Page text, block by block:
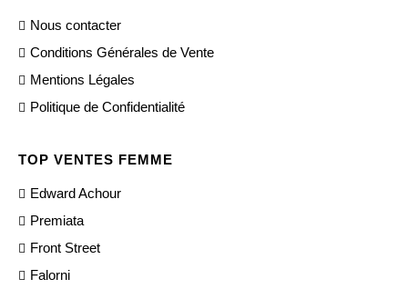
Nous contacter
Conditions Générales de Vente
Mentions Légales
Politique de Confidentialité
TOP VENTES FEMME
Edward Achour
Premiata
Front Street
Falorni